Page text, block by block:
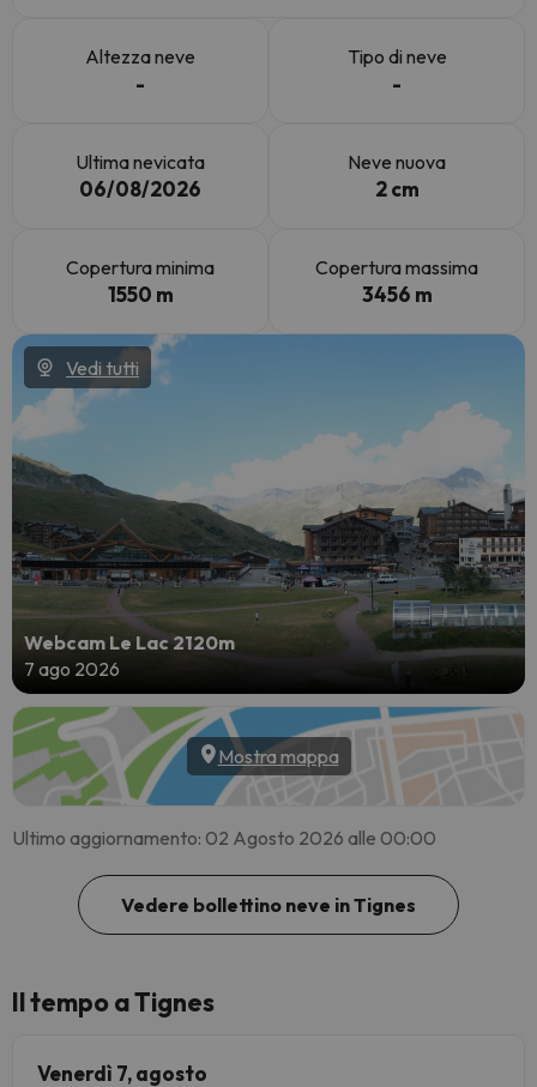
Altezza neve
-
Tipo di neve
-
Ultima nevicata
06/08/2026
Neve nuova
2 cm
Copertura minima
1550 m
Copertura massima
3456 m
Vedi tutti
Webcam Le Lac 2120m
7 ago 2026
Mostra mappa
Ultimo aggiornamento: 02 Agosto 2026 alle 00:00
Vedere bollettino neve in Tignes
Il tempo a Tignes
Venerdì 7, agosto